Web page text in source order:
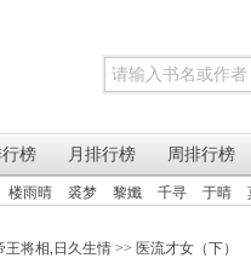
榜 月排行榜 周排行榜
楼雨晴 裘梦 黎孅 千寻 于晴
王将相, 日久生情 >> 医流才女（下）